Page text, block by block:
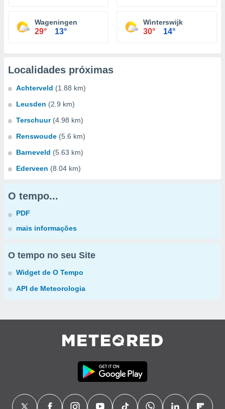
Wageningen
29° 13°
Winterswijk
30° 14°
Localidades próximas
Achterveld (1.88 km)
Leusden (2.9 km)
Terschuur (4.98 km)
Renswoude (5.6 km)
Barneveld (5.63 km)
Ederveen (8.04 km)
O tempo...
PDF
mais informações
O tempo no seu Site
Widget de O Tempo
API de Meteorologia